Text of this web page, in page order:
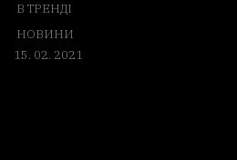
В ТРЕНДІ
НОВИНИ
15. 02. 2021